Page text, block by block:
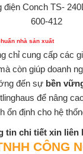
điện ConchTS-
600-412
nhà sản xuất
chỉ cung cấp các
còn giúp doanh
đến sự bền
để nâng
ổn định cho hệ
tin chi tiết xin liên
CÔNG